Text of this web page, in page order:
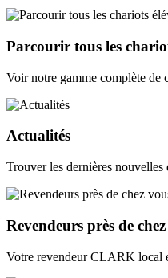
Parcourir tous les
Voir notre gamme complète de
Actualités
Trouver les dernières
Revendeurs près de
Votre revendeur CLARK local